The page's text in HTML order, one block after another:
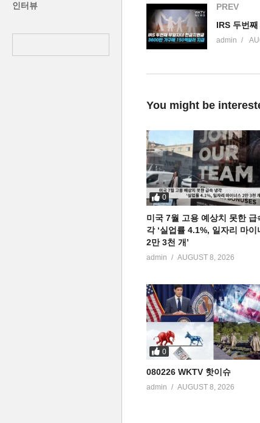
인터뷰
PREV
admin
You might be
0
미국 7월 고용 예상치 못한 급
각 ‘실업률 4.1%, 일자리 마이
2만 3천 개’
admin AUGUST 8, 2026
0
080226 WKTV 핫이슈
admin AUGUST 8, 2026